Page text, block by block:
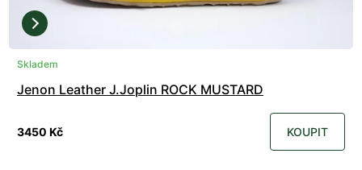
Skladem
Jenon Leather J.Joplin ROCK MUSTARD
3450 Kč KOUPIT